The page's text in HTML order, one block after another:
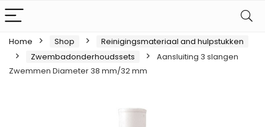
Home Shop
Reinigingsmateriaal and hulpstukken
Zwembadonderhoudssets
Aansluiting 3 slangen
Zwemmen Diameter 38 mm/32 mm